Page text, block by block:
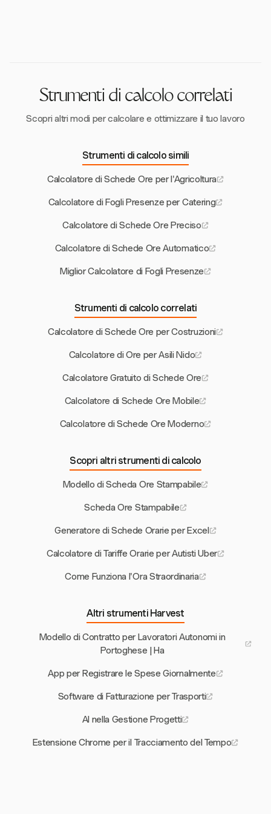
Strumenti di calcolo correlati
Scopri altri modi per calcolare e ottimizzare il tuo lavoro
Strumenti di calcolo simili
Calcolatore di Schede Ore per l'Agricoltura
Calcolatore di Fogli Presenze per Catering
Calcolatore di Schede Ore Preciso
Calcolatore di Schede Ore Automatico
Miglior Calcolatore di Fogli Presenze
Strumenti di calcolo correlati
Calcolatore di Schede Ore per Costruzioni
Calcolatore di Ore per Asili Nido
Calcolatore Gratuito di Schede Ore
Calcolatore di Schede Ore Mobile
Calcolatore di Schede Ore Moderno
Scopri altri strumenti di calcolo
Modello di Scheda Ore Stampabile
Scheda Ore Stampabile
Generatore di Schede Orarie per Excel
Calcolatore di Tariffe Orarie per Autisti Uber
Come Funziona l'Ora Straordinaria
Altri strumenti Harvest
Modello di Contratto per Lavoratori Autonomi in
Portoghese | Ha
App per Registrare le Spese Giornalmente
Software di Fatturazione per Trasporti
AI nella Gestione Progetti
Estensione Chrome per il Tracciamento del Tempo